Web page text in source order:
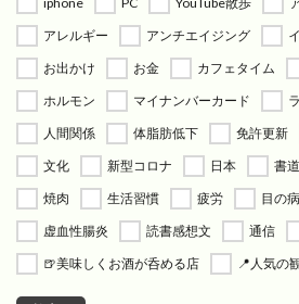
アレルギー
アンチエイジング
お出かけ
お金 カフェタイム
ホルモン
マイナンバーカード
人間関係
体脂肪低下 免許更新
文化
新型コロナ 日本 書道
焼肉
生活習慣 疲労 目の
虚血性腸炎
読書感想文 通信
🍺美味しくお酒が呑める店
📍人気の